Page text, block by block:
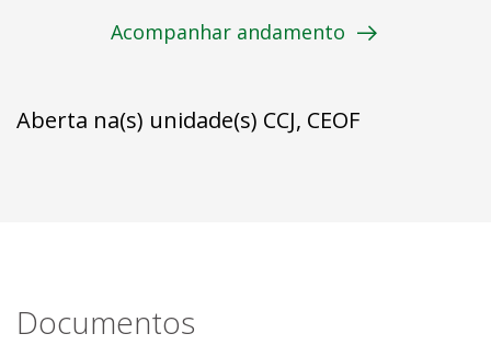
Acompanhar andamento
Aberta na(s) unidade(s) CCJ, CEOF
Documentos